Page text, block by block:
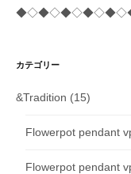
カテゴリー
&Tradition (15)
Flowerpot pendant
Flowerpot pendant